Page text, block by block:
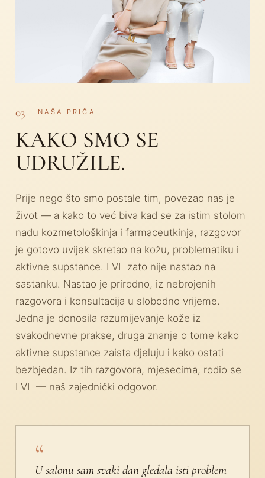
03 NAŠA PRIČA
KAKO SMO SE
UDRUŽILE.
Prije nego što smo postale tim, povezao nas je
život — a kako to već biva kad se za istim stolom
nađu kozmetološkinja i farmaceutkinja, razgovor
je gotovo uvijek skretao na kožu, problematiku i
aktivne supstance. LVL zato nije nastao na
sastanku. Nastao je prirodno, iz nebrojenih
razgovora i konsultacija u slobodno vrijeme.
Jedna je donosila razumijevanje kože iz
svakodnevne prakse, druga znanje o tome kako
aktivne supstance zaista djeluju i kako ostati
bezbjedan. Iz tih razgovora, mjesecima, rodio se
LVL — naš zajednički odgovor.
“
U salonu sam svaki dan gledala isti problem